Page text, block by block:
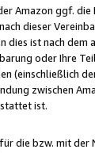
Amazon ggf.
dieser
dies ist nach
oder Ihre
(einschließlich
zwischen
ist.
die bzw. mit